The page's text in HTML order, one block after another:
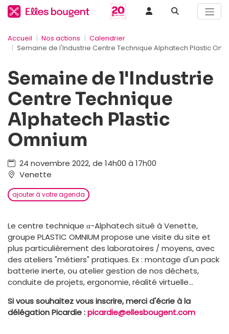
Accueil Nos actions
Calendrier
Semaine de l'Industrie Centre Technique Alphatech Plastic
Semaine de l'Industrie
Centre Technique
Alphatech Plastic
Omnium
24 novembre 2022, de 14h00 à 17h00
Venette
ajouter à votre agenda
Le centre technique α-Alphatech situé à Venette,
groupe PLASTIC OMNIUM propose une visite du site et
plus particulièrement des laboratoires / moyens, avec
des ateliers "métiers" pratiques. Ex : montage d'un pack
batterie inerte, ou atelier gestion de nos déchets,
conduite de projets, ergonomie, réalité virtuelle...
Si vous souhaitez vous inscrire, merci d'écrie à la
délégation Picardie :picardie@ellesbougent.com